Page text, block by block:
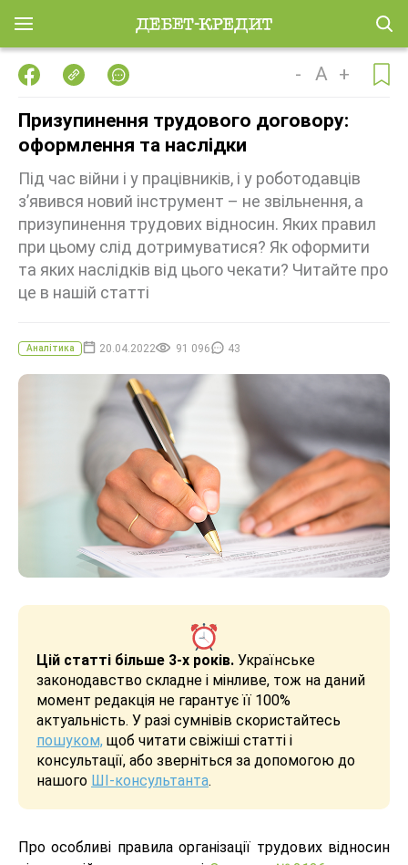
- A +
Призупинення трудового договору:
оформлення та наслідки
Під час війни і у працівників, і у роботодавців
з’явився новий інструмент – не звільнення, а
призупинення трудових відносин. Яких правил
при цьому слід дотримуватися? Як оформити
та яких наслідків від цього чекати? Читайте про
це в нашій статті
Аналітика 20.04.2022 91 096 43
Цій статті більше 3-х років. Українське
законодавство складне і мінливе, тож на даний
момент редакція не гарантує її 100%
актуальність. У разі сумнівів скористайтесь
пошуком, щоб читати свіжіші статті і
консультації, або зверніться за допомогою до
нашого ШІ-консультанта.
Про особливі правила організації трудових відносин